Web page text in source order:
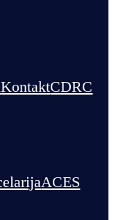
KontaktCDRC
ACES